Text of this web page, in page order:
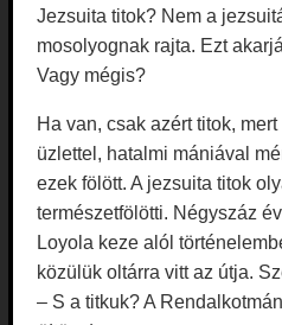
Jezsuita titok? Nem a
mosolyognak rajta. Ezt
Vagy mégis?
Ha van, csak azért titok,
üzlettel, hatalmi mániával
ezek fölött. A jezsuita titok
természetfölötti. Négyszáz
Loyola keze alól
közülük oltárra vitt az útja.
– S a titkuk? A